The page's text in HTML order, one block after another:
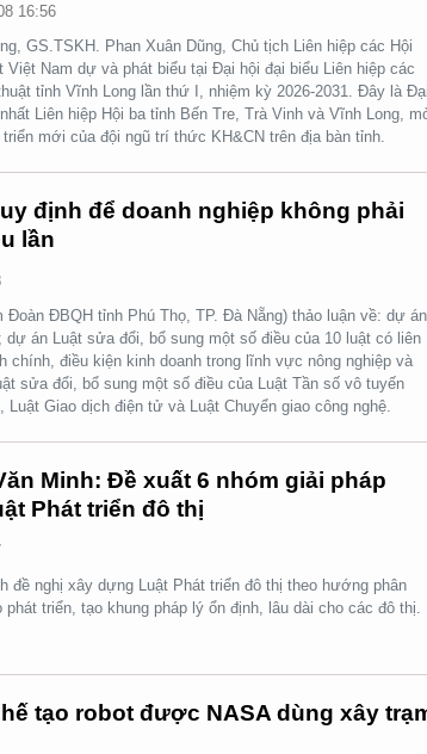
16:56
GS.TSKH. Phan Xuân Dũng, Chủ tịch Liên hiệp các Hội
Việt Nam dự và phát biểu tại Đại hội đại biểu Liên hiệp các
tỉnh Vĩnh Long lần thứ I, nhiệm kỳ 2026-2031. Đây là
Liên hiệp Hội ba tỉnh Bến Tre, Trà Vinh và Vĩnh Long,
mới của đội ngũ trí thức KH&CN trên địa bàn tỉnh.
định để doanh nghiệp không phải
lần
Đoàn ĐBQH tỉnh Phú Thọ, TP. Đà Nẵng) thảo luận về: dự án
dự án Luật sửa đổi, bổ sung một số điều của 10 luật có liên
chính, điều kiện kinh doanh trong lĩnh vực nông nghiệp và
sửa đổi, bổ sung một số điều của Luật Tần số vô tuyến
Luật Giao dịch điện tử và Luật Chuyển giao công nghệ.
Minh: Đề xuất 6 nhóm giải pháp
Phát triển đô thị
đề nghị xây dựng Luật Phát triển đô thị theo hướng phân
triển, tạo khung pháp lý ổn định, lâu dài cho các đô thị.
tạo robot được NASA dùng xây